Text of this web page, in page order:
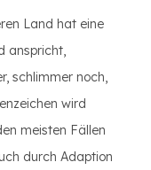
Land hat eine
anspricht,
schlimmer noch,
wird
meisten Fällen
durch Adaption